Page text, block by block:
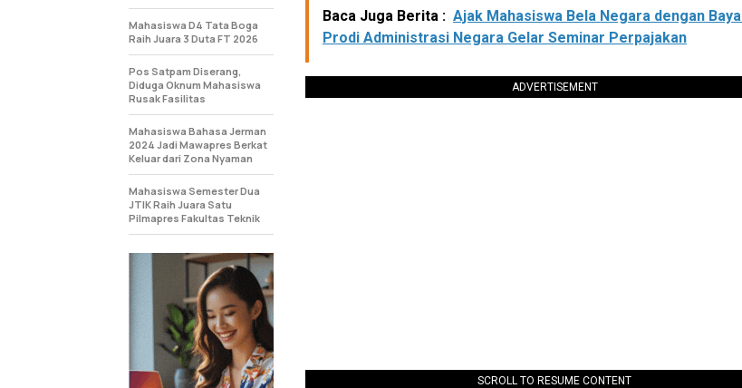
Baca Juga Berita : Ajak Mahasiswa Bela Negara dengan
Prodi Administrasi Negara Gelar Seminar Perpajakan
ADVERTISEMENT
SCROLL TO RESUME CONTENT
Mahasiswa D4 Tata Boga
Raih Juara 3 Duta FT 2026
Pos Satpam Diserang,
Diduga Oknum Mahasiswa
Rusak Fasilitas
Mahasiswa Bahasa Jerman
2024 Jadi Mawapres Berkat
Keluar dari Zona Nyaman
Mahasiswa Semester Dua
JTIK Raih Juara Satu
Pilmapres Fakultas Teknik